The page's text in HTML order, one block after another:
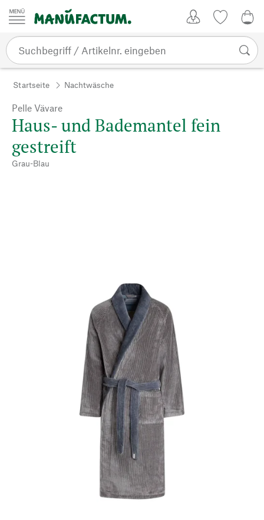
Zum Inhalt springen
Startseite Nachtwäsche
Pelle Vävare
Haus- und Bademantel fein
gestreift
Grau-Blau